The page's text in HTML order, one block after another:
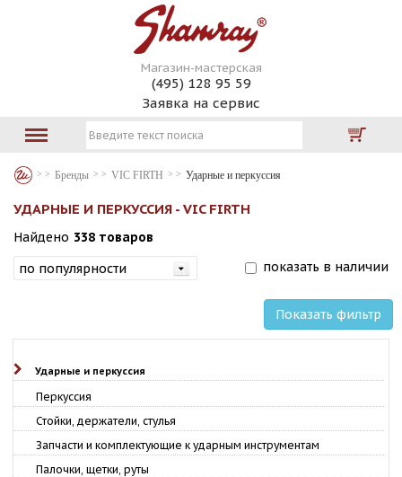
Магазин-мастерская
(495) 128 95 59
Заявка на сервис
Бренды VIC FIRTH Ударные и перкуссия
УДАРНЫЕ И ПЕРКУССИЯ - VIC FIRTH
Найдено 338 товаров
показать в наличии
Показать фильтр
Ударные и перкуссия
Перкуссия
Стойки, держатели, стулья
Запчасти и комплектующие к ударным инструментам
Палочки, щетки, руты